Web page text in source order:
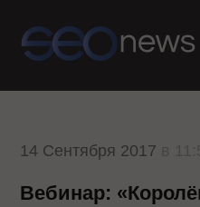
14 Сентября 2017
Вебинар: